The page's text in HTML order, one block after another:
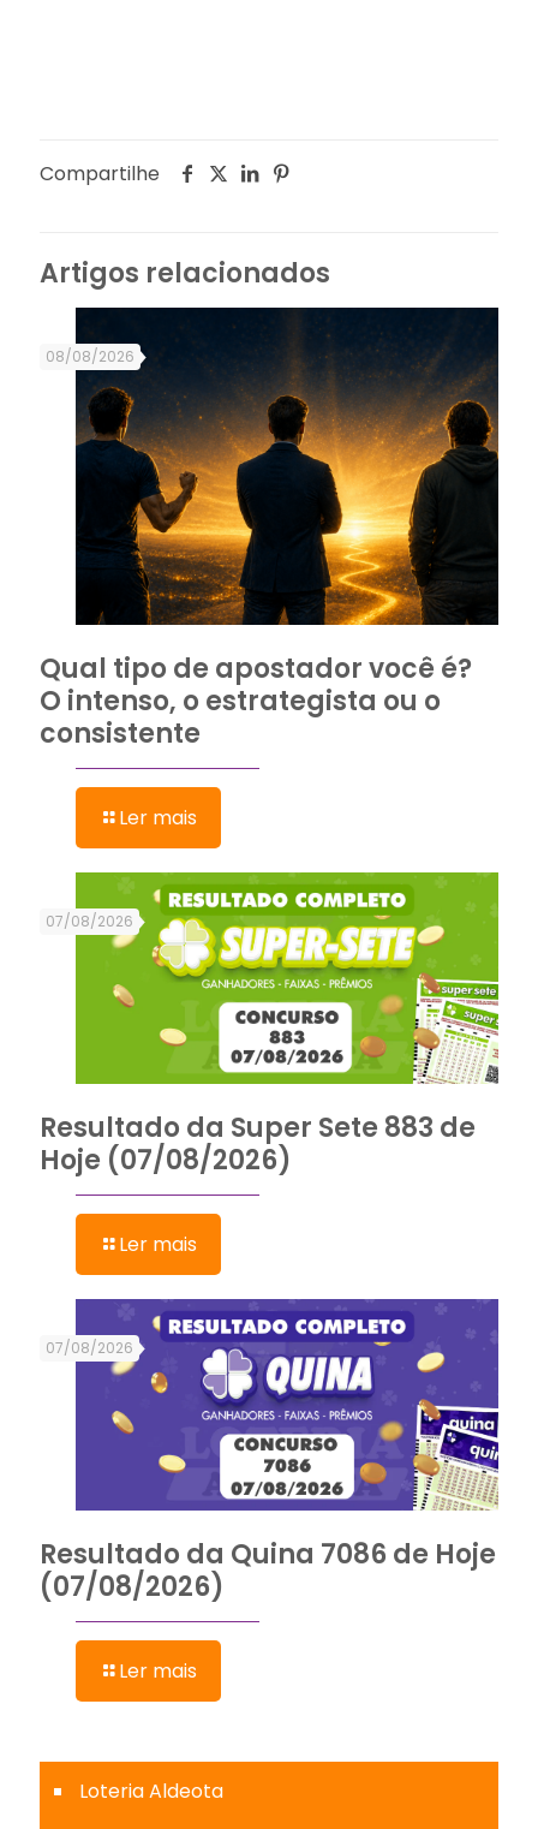
Compartilhe
Artigos relacionados
08/08/2026
Qual tipo de apostador você é?
O intenso, o estrategista ou o
consistente
Ler mais
07/08/2026
Resultado da Super Sete 883 de
Hoje (07/08/2026)
Ler mais
07/08/2026
Resultado da Quina 7086 de Hoje
(07/08/2026)
Ler mais
Loteria Aldeota